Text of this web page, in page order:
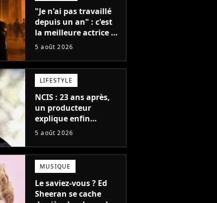
"Je n'ai pas travaillé
depuis un an" : c'est
la meilleure actrice de
L'Odyssée, mais
donner de rôle au
cinéma
5 août 2026
LIFESTYLE
NCIS : 23 ans après,
un producteur
explique enfin
l'origine de l'idée la
(et on ne parle pas du
bateau)
5 août 2026
MUSIQUE
Le saviez-vous ? Ed
Sheeran se cache